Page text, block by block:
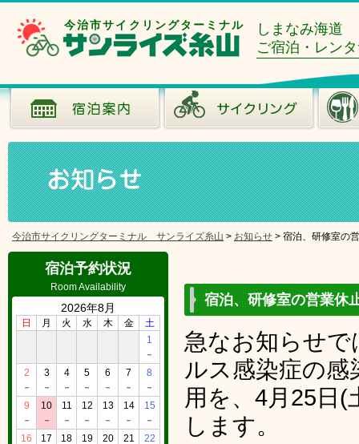
今治市サイクリングターミナル
しまなみ海道
ご宿泊・レン
今治市サイクリングターミナル サンライズ糸山 > お知らせ > 宿泊、研修室の
宿泊予約状況
Room Availability
2026年8月
日 月 火 水 木 金
土
1
－
2
－
3
－
4
－
5
－
6
－
7
－
8
－
9
－
10
－
11
－
12
－
13
－
14
－
15
－
16 17 18 19 20 21 22
宿泊、研修室の営業休
急なお知らせ
ルス感染症の
用を、4月25日(
します。